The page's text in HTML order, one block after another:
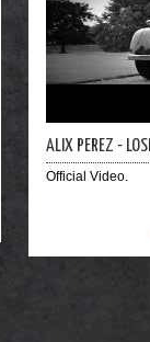
ALIX PEREZ -
Official Video.